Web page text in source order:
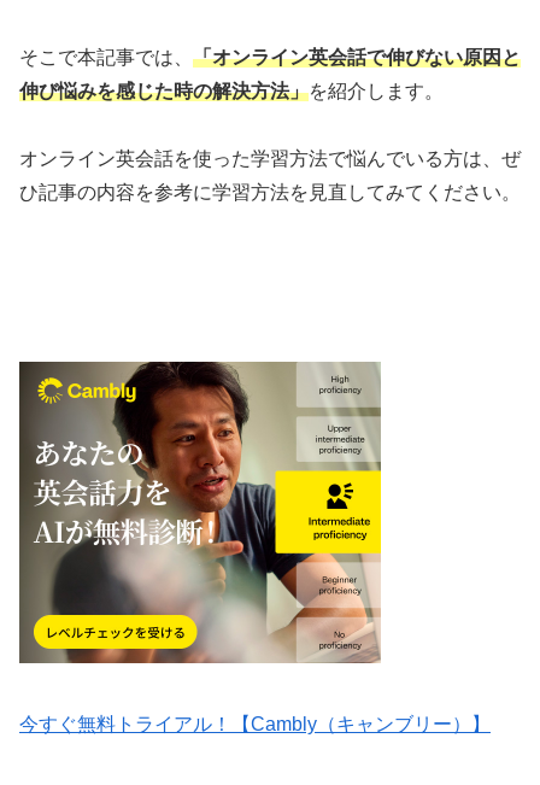
そこで本記事では、 「オンライン英会話で伸びない原因と
伸び悩みを感じた時の解決方法」を紹介します。
オンライン英会話を使った学習方法で悩んでいる方は、ぜ
ひ記事の内容を参考に学習方法を見直してみてください。
今すぐ無料トライアル！【Cambly（キャンブリー）】